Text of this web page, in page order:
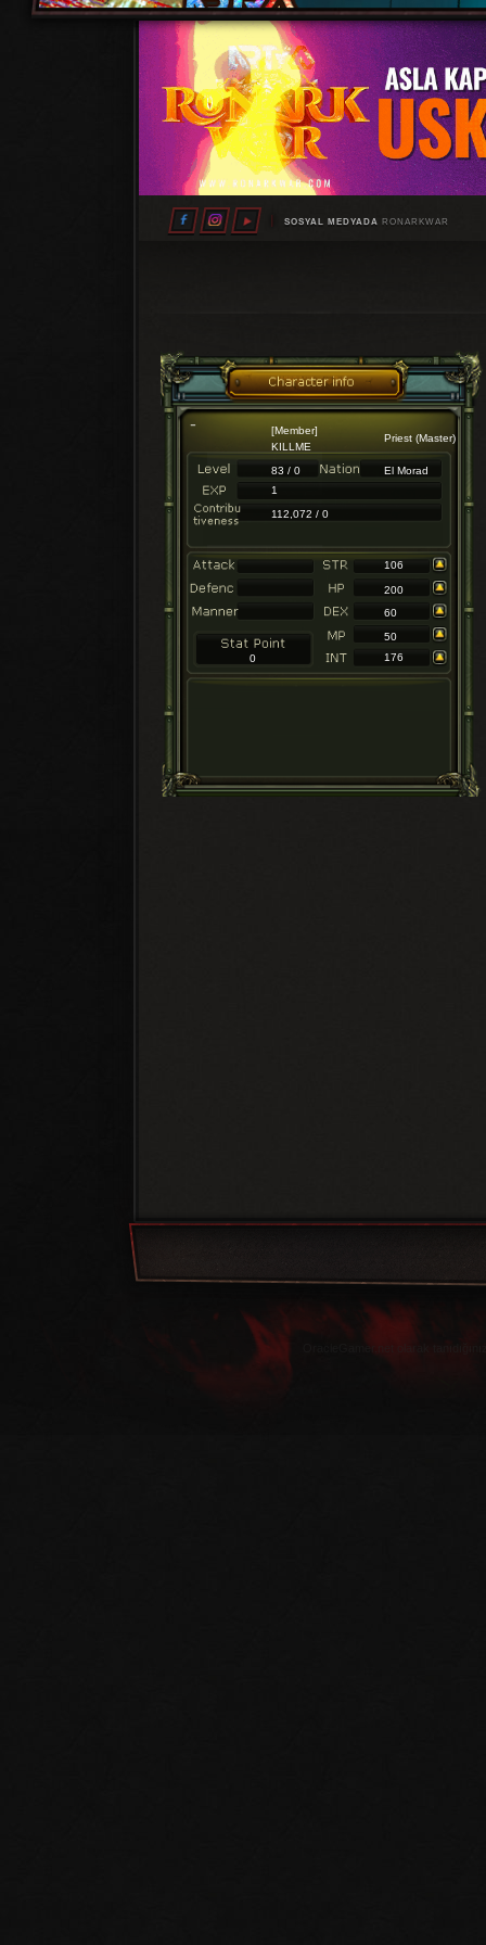
SOSYAL MEDYADA RONARKWAR
[Member]
KILLME
Priest (Master)
83 / 0
El Morad
1
112,072 / 0
106
200
0
60
50
176
OracleGamer.net olarak